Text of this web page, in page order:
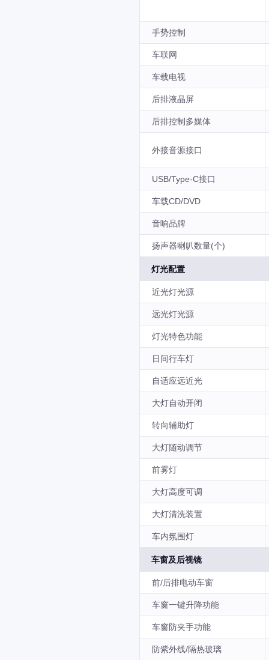
手势控制
车联网
车载电视
后排液晶屏
后排控制多媒体
外接音源接口
USB/Type-C接口
车载CD/DVD
音响品牌
扬声器喇叭数量(个)
灯光配置
近光灯光源
远光灯光源
灯光特色功能
日间行车灯
自适应远近光
大灯自动开闭
转向辅助灯
大灯随动调节
前雾灯
大灯高度可调
大灯清洗装置
车内氛围灯
车窗及后视镜
前/后排电动车窗
车窗一键升降功能
车窗防夹手功能
防紫外线/隔热玻璃